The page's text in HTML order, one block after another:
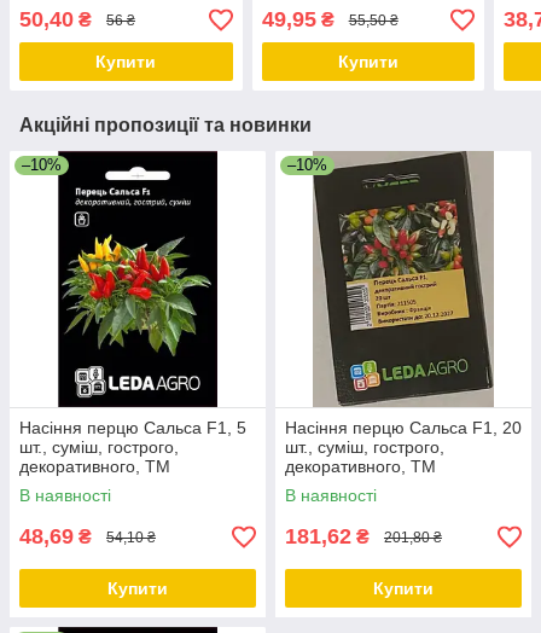
50,40 ₴ 56 ₴
Купити
49,95₴ 55,50 ₴
Купити
Акційні пропозиції та новинки
–10%
Насіння перцю Сальса F1, 5
шт., суміш, гострого,
декоративного, ТМ
"ЛєдаАгро"
В наявності
48,69 ₴ 54,10 ₴
Купити
–10%
Насіння перцю Сальса F1, 20
шт., суміш, гострого,
декоративного, ТМ
"ЛєдаАгро"
В наявності
181,62 ₴ 201,80 ₴
Купити